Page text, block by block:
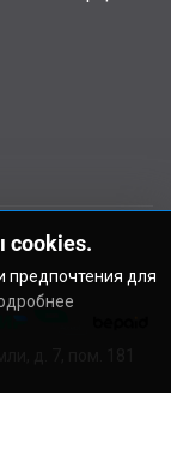
д. 7, пом. 181
cookies.
предпочтения для